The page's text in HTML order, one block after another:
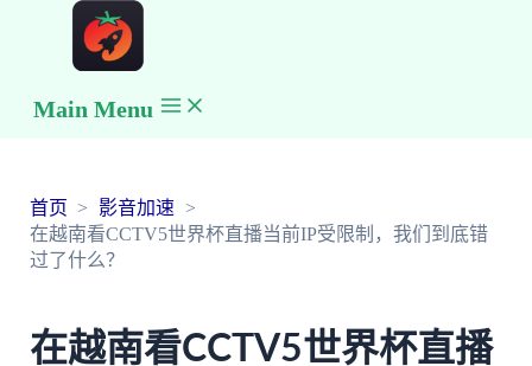
Main Menu
首页
影音加速
在越南看CCTV5世界杯直播当前IP受限制，我们到底错
过了什么？
在越南看CCTV5世界杯直播